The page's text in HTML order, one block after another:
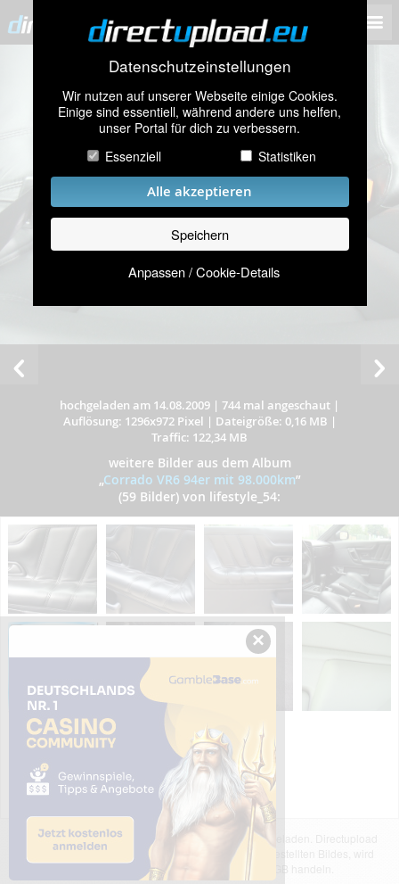
Datenschutzeinstellungen
Wir nutzen auf unserer Webseite einige Cookies.
Einige sind essentiell, während andere uns helfen,
unser Portal für dich zu verbessern.
Essenziell
Statistiken
Alle akzeptieren
Speichern
Anpassen / Cookie-Details
hochgeladen am 14.08.2009 | 744 mal angeschaut |
Auflösung: 1296x972 Pixel | Dateigröße: 0,16 MB |
Traffic: 122,34 MB
weitere Bilder aus dem Album
„Corrado VR6 94er mit 98.000km”
(59 Bilder) von lifestyle_54:
Das dargestellte Bild wurde von einem Nutzer hochgeladen. Directupload
übernimmt keinerlei Haftung für den Inhalt des dargestellten Bildes, wird
jedoch bei Verstößen nach §2(3) unserer AGB handeln.
×